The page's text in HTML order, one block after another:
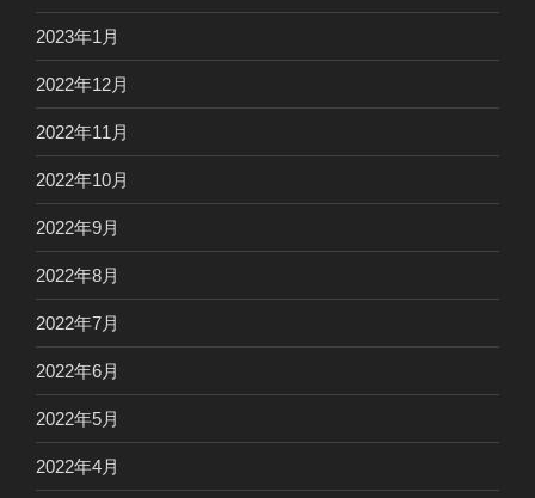
2023年1月
2022年12月
2022年11月
2022年10月
2022年9月
2022年8月
2022年7月
2022年6月
2022年5月
2022年4月